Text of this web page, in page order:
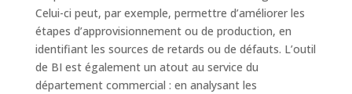
Celui-ci peut, par exemple, permettre d’améliorer les
étapes d’approvisionnement ou de production, en
identifiant les sources de retards ou de défauts. L’outil
de BI est également un atout au service du
département commercial : en analysant les